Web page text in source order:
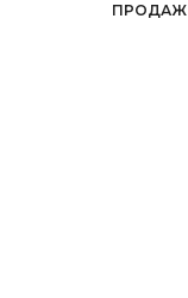
ПРОДАЖ